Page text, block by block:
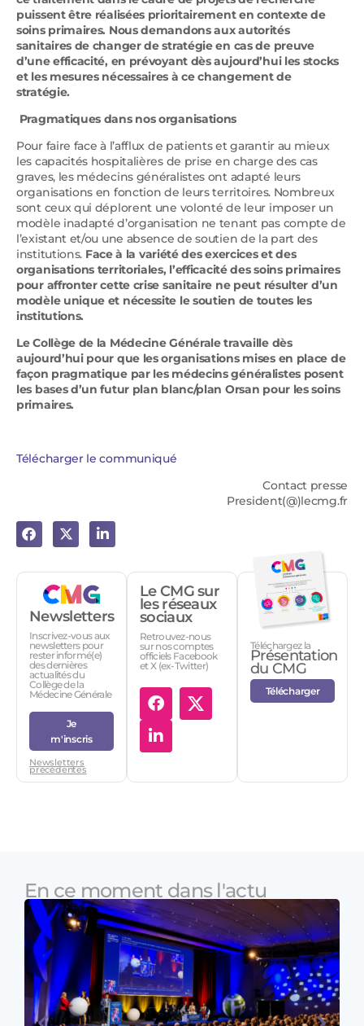
puissent être réalisées prioritairement en contexte de
soins primaires. Nous demandons aux autorités
sanitaires de changer de stratégie en cas de preuve
d’une efficacité, en prévoyant dès aujourd’hui les stocks
et les mesures nécessaires à ce changement de
stratégie.
Pragmatiques dans nos organisations
Pour faire face à l’afflux de patients et garantir au mieux
les capacités hospitalières de prise en charge des cas
graves, les médecins généralistes ont adapté leurs
organisations en fonction de leurs territoires. Nombreux
sont ceux qui déplorent une volonté de leur imposer un
modèle inadapté d’organisation ne tenant pas compte de
l’existant et/ou une absence de soutien de la part des
institutions. Face à la variété des exercices et des
organisations territoriales, l’efficacité des soins primaires
pour affronter cette crise sanitaire ne peut résulter d’un
modèle unique et nécessite le soutien de toutes les
institutions.
Le Collège de la Médecine Générale travaille dès
aujourd’hui pour que les organisations mises en place de
façon pragmatique par les médecins généralistes posent
les bases d’un futur plan blanc/plan Orsan pour les soins
primaires.
Télécharger le communiqué
Contact presse
President(@)lecmg.fr
Newsletters
Inscrivez-vous aux
newsletters pour
rester informé(e)
des dernières
actualités du
Collège de la
Médecine Générale
Je
m'inscris
Newsletters
précédentes
Le CMG sur
les réseaux
sociaux
Retrouvez-nous
sur nos comptes
officiels Facebook
et X (ex-Twitter)
Téléchargez la
Présentation
du CMG
Télécharger
En ce moment dans l'actu